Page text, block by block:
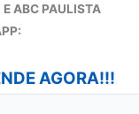
ABC PAULISTA
AGORA!!!